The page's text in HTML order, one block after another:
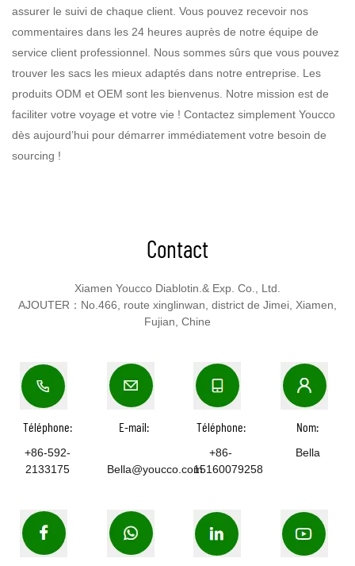
assurer le suivi de chaque client. Vous pouvez recevoir nos
commentaires dans les 24 heures auprès de notre équipe de
service client professionnel. Nous sommes sûrs que vous pouvez
trouver les sacs les mieux adaptés dans notre entreprise. Les
produits ODM et OEM sont les bienvenus. Notre mission est de
faciliter votre voyage et votre vie ! Contactez simplement Youcco
dès aujourd’hui pour démarrer immédiatement votre besoin de
sourcing !
Contact
Xiamen Youcco Diablotin.& Exp. Co., Ltd.
AJOUTER：No.466, route xinglinwan, district de Jimei, Xiamen,
Fujian, Chine
Téléphone:
+86-592-
2133175
E-mail:
Bella@youcco.com
Téléphone:
+86-
15160079258
Nom:
Bella